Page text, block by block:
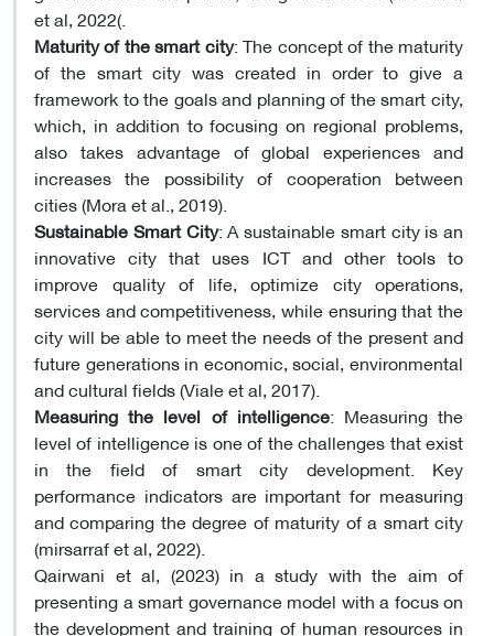
et al, 2022(.
Maturity of the smart city: The concept of the maturity
of the smart city was created in order to give a
framework to the goals and planning of the smart city,
which, in addition to focusing on regional problems,
also takes advantage of global experiences and
increases the possibility of cooperation between
cities (Mora et al., 2019).
Sustainable Smart City: A sustainable smart city is an
innovative city that uses ICT and other tools to
improve quality of life, optimize city operations,
services and competitiveness, while ensuring that the
city will be able to meet the needs of the present and
future generations in economic, social, environmental
and cultural fields (Viale et al, 2017).
Measuring the level of intelligence: Measuring the
level of intelligence is one of the challenges that exist
in the field of smart city development. Key
performance indicators are important for measuring
and comparing the degree of maturity of a smart city
(mirsarraf et al, 2022).
Qairwani et al, (2023) in a study with the aim of
presenting a smart governance model with a focus on
the development and training of human resources in